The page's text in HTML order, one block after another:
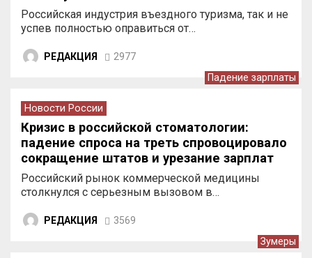
Российская индустрия въездного туризма, так и не
успев полностью оправиться от…
РЕДАКЦИЯ 2977
Падение зарплаты
Новости России
Кризис в российской стоматологии:
падение спроса на треть спровоцировало
сокращение штатов и урезание зарплат
врачей
Российский рынок коммерческой медицины
столкнулся с серьезным вызовом в…
РЕДАКЦИЯ 3569
Зумеры